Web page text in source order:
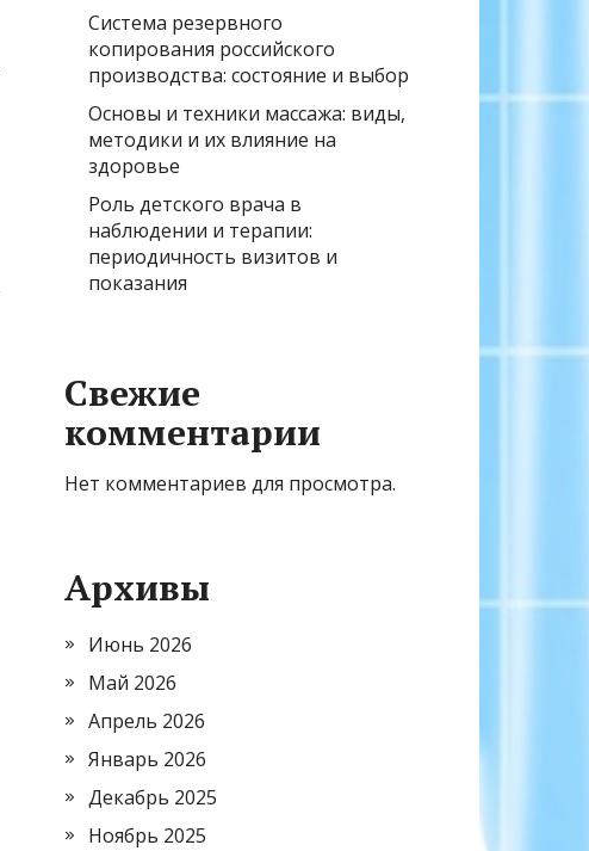
Система резервного
копирования российского
производства: состояние и выбор
Основы и техники массажа: виды,
методики и их влияние на
здоровье
Роль детского врача в
наблюдении и терапии:
периодичность визитов и
показания
Свежие
комментарии
Нет комментариев для просмотра.
Архивы
Июнь 2026
Май 2026
Апрель 2026
Январь 2026
Декабрь 2025
Ноябрь 2025